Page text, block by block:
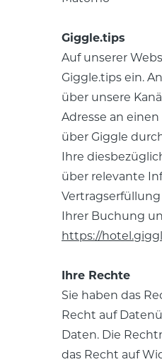
Giggle.tips
Auf unserer
Giggle.tips ein.
über unsere
Adresse an
über Giggle
Ihre
über relevante
Ihrer Buchung
https://
Ihre Rechte
Sie haben das
Recht auf
Daten. Die
das Recht auf